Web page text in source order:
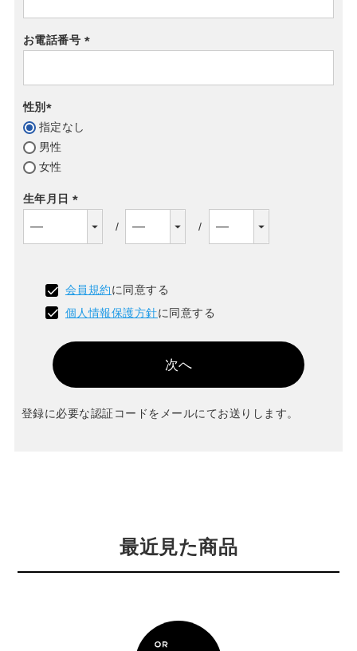
お電話番号
須)
性別
(必
須)
指定なし
男性
女性
生年月日
須)
会員規約に同意する
個人情報保護方針に同意する
次へ
登録に必要な認証コードをメールにてお送りします。
最近見た商品